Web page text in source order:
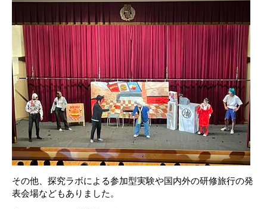
その他、探究ラボによる参加型実験や国内外の研修旅行の発
表会場などもありました。